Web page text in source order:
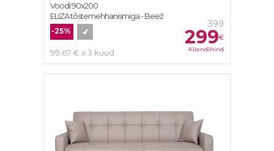
399
299€
Kliendihind
-25%
99.67 € x 3 kuud
Voodi 90x200
ELIZA tõstemehhanismiga - Beež